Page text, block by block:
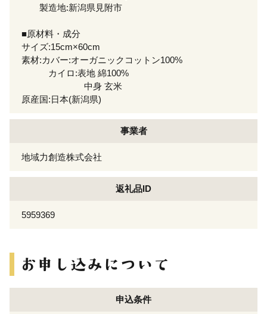
製造地:新潟県見附市
■原材料・成分
サイズ:15cm×60cm
素材:カバー:オーガニックコットン100%
カイロ:表地 綿100%
中身 玄米
原産国:日本(新潟県)
事業者
地域力創造株式会社
返礼品ID
5959369
申込条件